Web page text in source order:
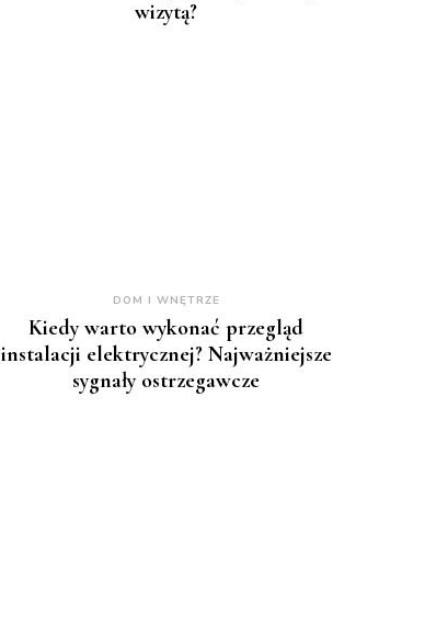
wizytą?
DOM I WNĘTRZE
Kiedy warto wykonać przegląd
instalacji elektrycznej? Najważniejsze
sygnały ostrzegawcze